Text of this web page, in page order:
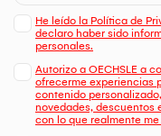
He leído la Política de
declaro haber sido
personales.
Autorizo a OECHSLE a
ofrecerme experiencias
contenido
novedades, descuentos
con lo que realmente